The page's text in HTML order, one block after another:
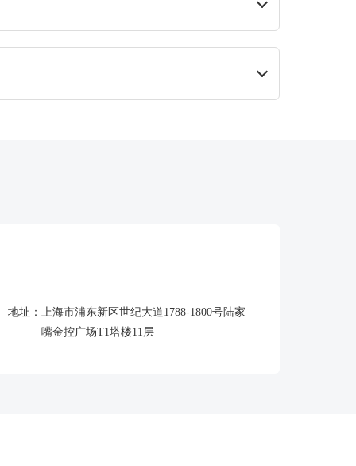
地址： 上海市浦东新区世纪大道1788-1800号陆家
嘴金控广场T1塔楼11层